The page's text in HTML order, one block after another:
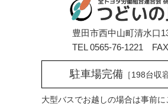
豊田市西中山町清水口
TEL 0565-76-1221
駐車場完備 ［198台収
大型バスでお越しの場合は事前に